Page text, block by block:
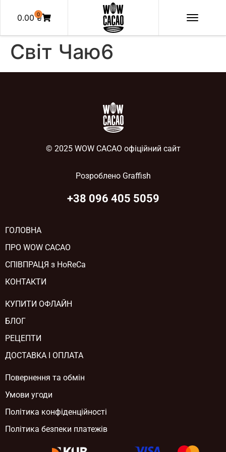
0.00₴
0
Світ Чаю6
© 2025 WOW CACAO офіційний сайт
Розроблено Graffish
+38 096 405 5059
ГОЛОВНА
ПРО WOW CACAO
СПІВПРАЦЯ з HoReCa
КОНТАКТИ
КУПИТИ ОФЛАЙН
БЛОГ
РЕЦЕПТИ
ДОСТАВКА І ОПЛАТА
Повернення та обмін
Умови угоди
Політика конфіденційності
Політика безпеки платежів